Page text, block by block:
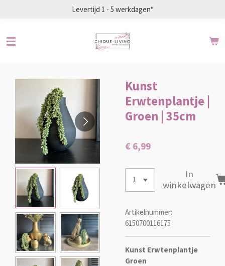
de
Levertijd 1 - 5 werkdagen*
Kunst
Erwtenplantje |
Groen | 35cm
€ 6,99
In
winkelwagen
Artikelnummer:
6150700116175
Kunst Erwtenplantje
Groen